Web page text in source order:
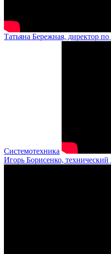
Татьяна Бережная, директор
Системотехника
Игорь Борисенко,